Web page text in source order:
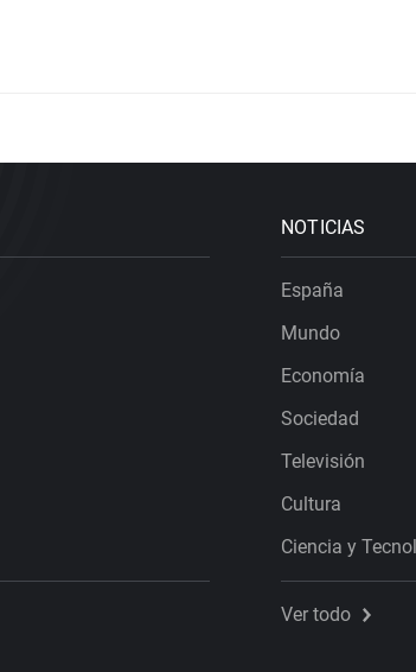
NOTICIAS
España
Mundo
Economía
Sociedad
Televisión
Cultura
Ciencia y
Ver todo